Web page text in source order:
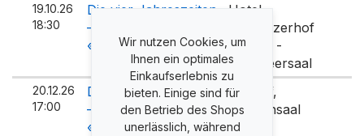
19.10.26
18:30
Die vier Jahreszeiten
– einmal anders
«Herbst»
Hotel
Schweizerhof
Luzern -
Zeugheersaal
20.12.26
17:00
Die vier Jahreszeiten
– einmal anders
«Winter»
MaiHof,
Kirchensaal
Wir nutzen Cookies, um
Ihnen ein optimales
Einkaufserlebnis zu
bieten. Einige sind für
den Betrieb des Shops
unerlässlich, während